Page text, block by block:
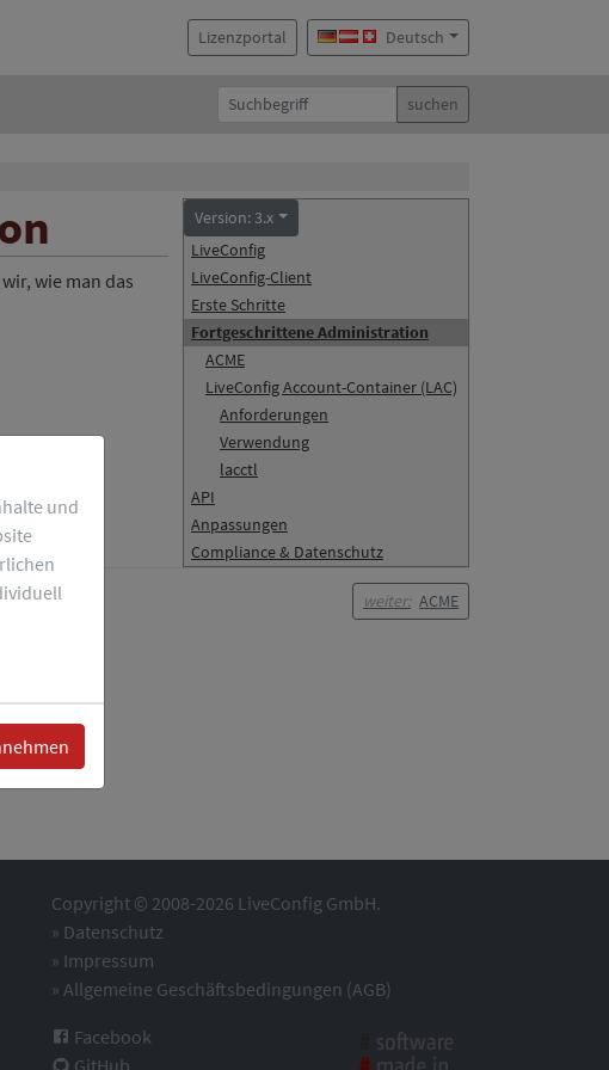
Lizenzportal Deutsch
suchen
Version: 3.x
LiveConfig
LiveConfig-Client
Erste Schritte
Fortgeschrittene Administration
ACME
LiveConfig Account-Container (LAC)
Anforderungen
Verwendung
lacctl
API
Anpassungen
Compliance & Datenschutz
wie man das
weiter: ACME
Copyright © 2008-2026 LiveConfig GmbH.
» Datenschutz
» Impressum
» Allgemeine Geschäftsbedingungen (AGB)
Facebook
GitHub
und